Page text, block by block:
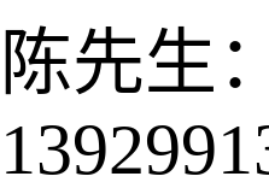
陈先生：